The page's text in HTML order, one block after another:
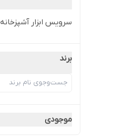
سرویس ابزار آشپزخانه
برند
موجودی